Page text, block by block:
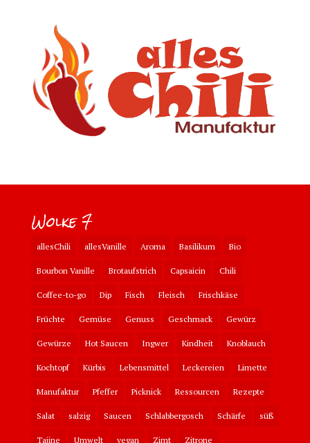
Wolke 7
allesChili allesVanille Aroma Basilikum Bio
Bourbon Vanille Brotaufstrich Capsaicin Chili
Coffee-to-go Dip Fisch Fleisch Frischkäse
Früchte Gemüse Genuss Geschmack Gewürz
Gewürze Hot Saucen Ingwer Kindheit Knoblauch
Kochtopf Kürbis Lebensmittel Leckereien Limette
Manufaktur Pfeffer Picknick Ressourcen Rezepte
Salat salzig Saucen Schlabbergosch Schärfe süß
Tajine Umwelt vegan Zimt Zitrone